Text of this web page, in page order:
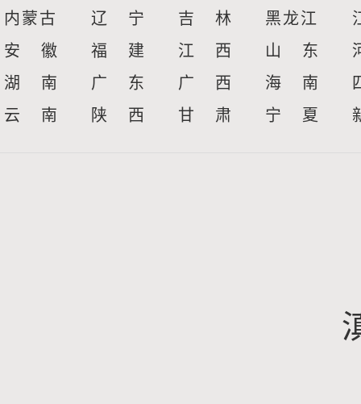
内蒙古 辽 宁 吉 林 黑龙江
安 徽
福 建 江 西 山 东
湖 南
广 东 广 西 海 南
云 南
陕 西 甘 肃 宁 夏